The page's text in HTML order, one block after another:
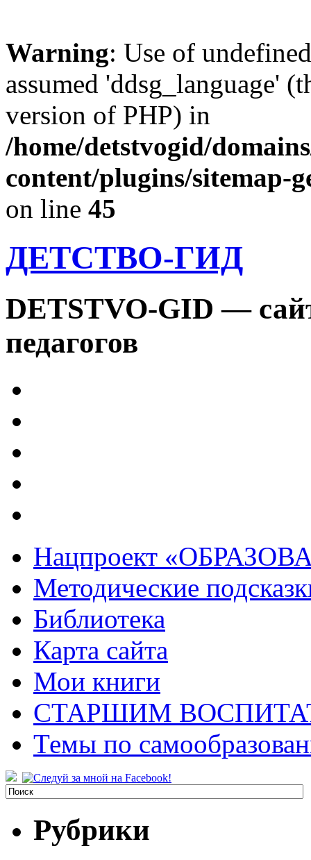
Warning: Use of
assumed 'ddsg_language'
version of PHP) in
/home/detstvogid/
content/plugins/sitemap-
on line 45
ДЕТСТВО-ГИД
DETSTVO-GID —
педагогов
Нацпроект
Методические
Библиотека
Карта сайта
Мои книги
СТАРШИМ
Темы по
Рубрики